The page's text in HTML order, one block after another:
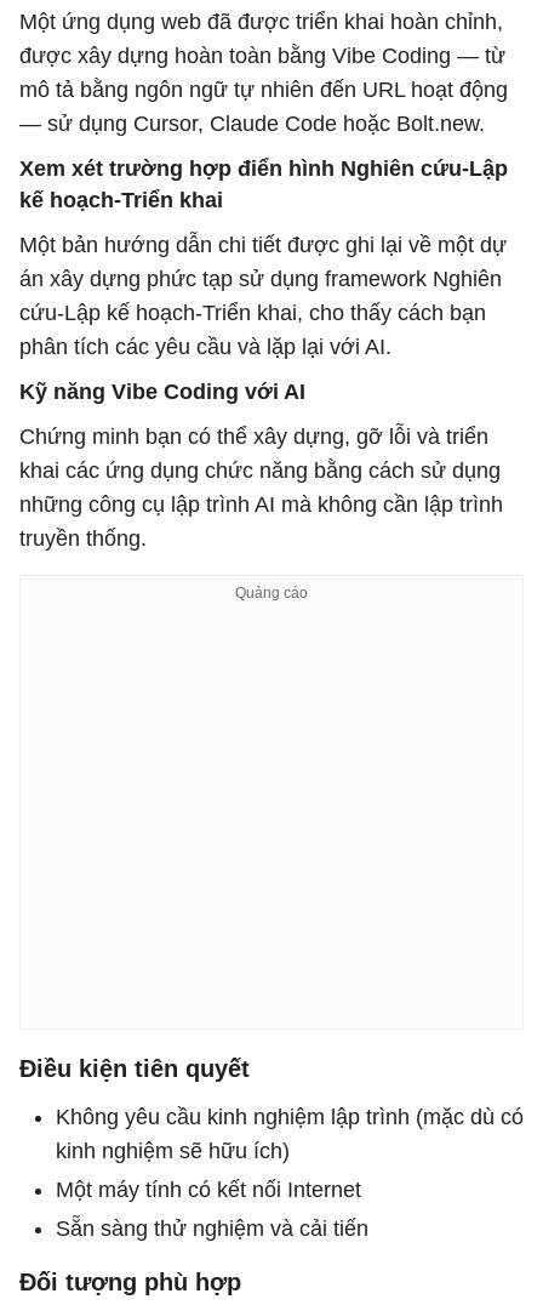
Một ứng dụng web đã được triển khai hoàn chỉnh,
được xây dựng hoàn toàn bằng Vibe Coding — từ
mô tả bằng ngôn ngữ tự nhiên đến URL hoạt động
— sử dụng Cursor, Claude Code hoặc Bolt.new.
Xem xét trường hợp điển hình Nghiên cứu-Lập
kế hoạch-Triển khai
Một bản hướng dẫn chi tiết được ghi lại về một dự
án xây dựng phức tạp sử dụng framework Nghiên
cứu-Lập kế hoạch-Triển khai, cho thấy cách bạn
phân tích các yêu cầu và lặp lại với AI.
Kỹ năng Vibe Coding với AI
Chứng minh bạn có thể xây dựng, gỡ lỗi và triển
khai các ứng dụng chức năng bằng cách sử dụng
những công cụ lập trình AI mà không cần lập trình
truyền thống.
Điều kiện tiên quyết
Không yêu cầu kinh nghiệm lập trình (mặc dù có
kinh nghiệm sẽ hữu ích)
Một máy tính có kết nối Internet
Sẵn sàng thử nghiệm và cải tiến
Đối tượng phù hợp